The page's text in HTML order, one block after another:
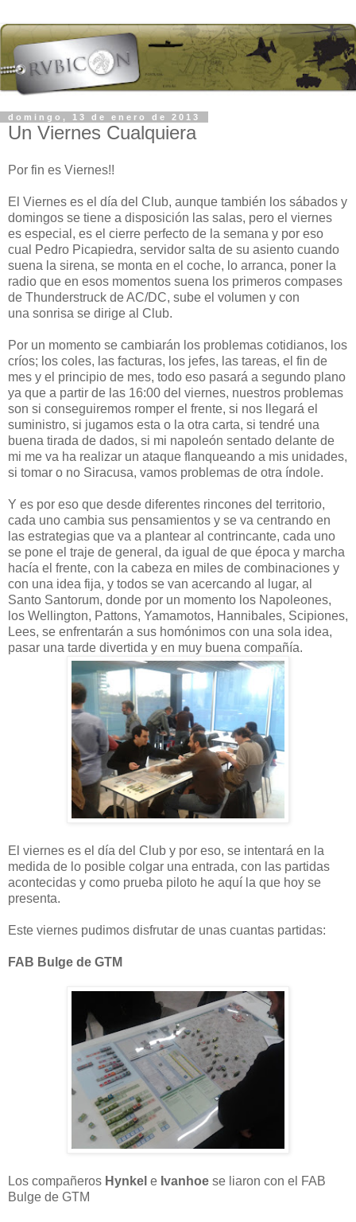
domingo, 13 de enero de 2013
Un Viernes Cualquiera
Por fin es Viernes!!
El Viernes es el día del Club, aunque también los sábados y
domingos se tiene a disposición las salas, pero el viernes
es especial, es el cierre perfecto de la semana y por eso
cual Pedro Picapiedra, servidor salta de su asiento cuando
suena la sirena, se monta en el coche, lo arranca, poner la
radio que en esos momentos suena los primeros compases
de Thunderstruck de AC/DC, sube el volumen y con
una sonrisa se dirige al Club.
Por un momento se cambiarán los problemas cotidianos, los
críos; los coles, las facturas, los jefes, las tareas, el fin de
mes y el principio de mes, todo eso pasará a segundo plano
ya que a partir de las 16:00 del viernes, nuestros problemas
son si conseguiremos romper el frente, si nos llegará el
suministro, si jugamos esta o la otra carta, si tendré una
buena tirada de dados, si mi napoleón sentado delante de
mi me va ha realizar un ataque flanqueando a mis unidades,
si tomar o no Siracusa, vamos problemas de otra índole.
Y es por eso que desde diferentes rincones del territorio,
cada uno cambia sus pensamientos y se va centrando en
las estrategias que va a plantear al contrincante, cada uno
se pone el traje de general, da igual de que época y marcha
hacía el frente, con la cabeza en miles de combinaciones y
con una idea fija, y todos se van acercando al lugar, al
Santo Santorum, donde por un momento los Napoleones,
los Wellington, Pattons, Yamamotos, Hannibales, Scipiones,
Lees, se enfrentarán a sus homónimos con una sola idea,
pasar una tarde divertida y en muy buena compañía.
El viernes es el día del Club y por eso, se intentará en la
medida de lo posible colgar una entrada, con las partidas
acontecidas y como prueba piloto he aquí la que hoy se
presenta.
Este viernes pudimos disfrutar de unas cuantas partidas:
FAB Bulge de GTM
Los compañeros Hynkel e Ivanhoe se liaron con el FAB
Bulge de GTM